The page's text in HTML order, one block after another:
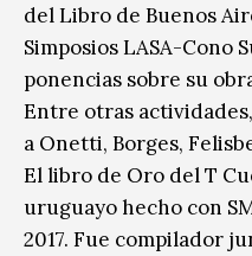
del Libro de Buenos
Simposios LASA-Cono
ponencias sobre su
Entre otras
a Onetti, Borges,
El libro de Oro del T
uruguayo hecho con
2017. Fue compilador